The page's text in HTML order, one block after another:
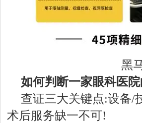
黑
如何判断一家眼科医
查证三大关键点:设备/
术后服务缺一不可!